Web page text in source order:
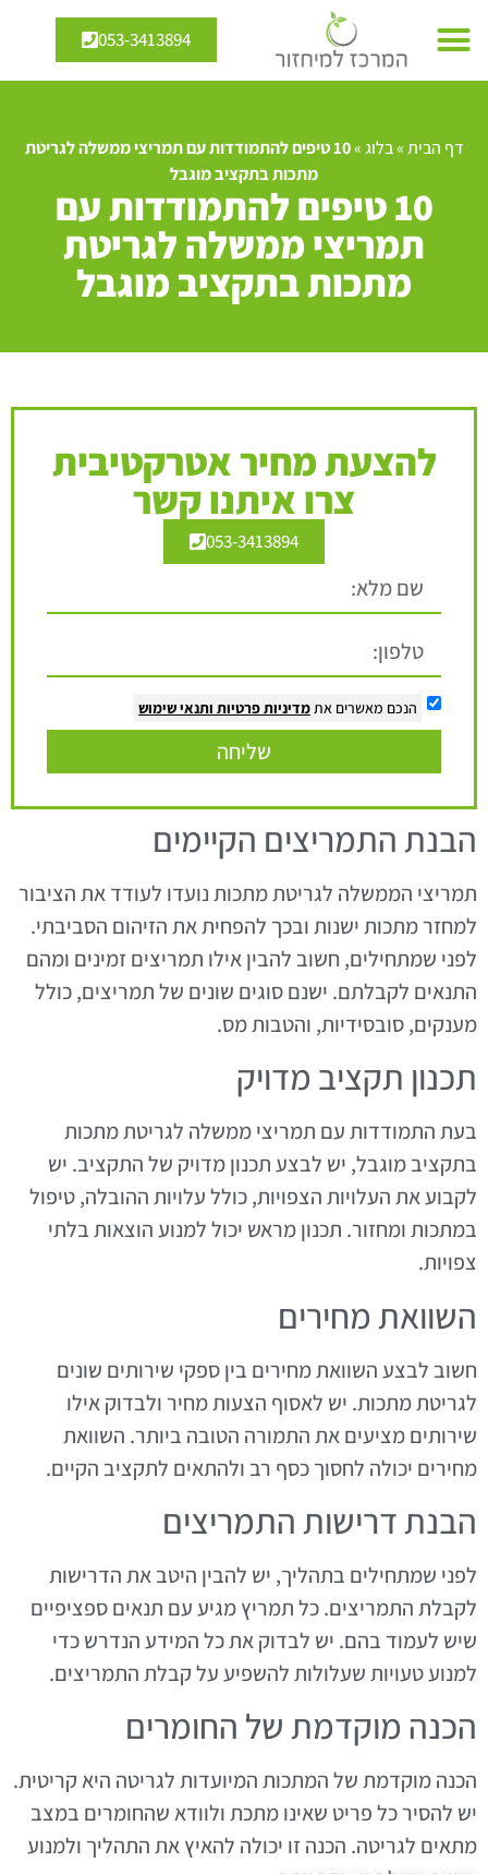
053-3413894
דף הבית»בלוג»
10 טיפים להתמודדות עם תמריצי ממשלה לגריטת
מתכות בתקציב מוגבל
10 טיפים להתמודדות עם
תמריצי ממשלה לגריטת
מתכות בתקציב מוגבל
להצעת מחיר אטרקטיבית
צרו איתנו קשר
053-3413894
הנכם מאשרים את מדיניות פרטיות ותנאי שימוש
שליחה
הבנת התמריצים הקיימים
תמריצי הממשלה לגריטת מתכות נועדו לעודד את הציבור
למחזר מתכות ישנות ובכך להפחית את הזיהום הסביבתי.
לפני שמתחילים, חשוב להבין אילו תמריצים זמינים ומהם
התנאים לקבלתם. ישנם סוגים שונים של תמריצים, כולל
מענקים, סובסידיות, והטבות מס.
תכנון תקציב מדויק
בעת התמודדות עם תמריצי ממשלה לגריטת מתכות
בתקציב מוגבל, יש לבצע תכנון מדויק של התקציב. יש
לקבוע את העלויות הצפויות, כולל עלויות ההובלה, טיפול
במתכות ומחזור. תכנון מראש יכול למנוע הוצאות בלתי
צפויות.
השוואת מחירים
חשוב לבצע השוואת מחירים בין ספקי שירותים שונים
לגריטת מתכות. יש לאסוף הצעות מחיר ולבדוק אילו
שירותים מציעים את התמורה הטובה ביותר. השוואת
מחירים יכולה לחסוך כסף רב ולהתאים לתקציב הקיים.
הבנת דרישות התמריצים
לפני שמתחילים בתהליך, יש להבין היטב את הדרישות
לקבלת התמריצים. כל תמריץ מגיע עם תנאים ספציפיים
שיש לעמוד בהם. יש לבדוק את כל המידע הנדרש כדי
למנוע טעויות שעלולות להשפיע על קבלת התמריצים.
הכנה מוקדמת של החומרים
הכנה מוקדמת של המתכות המיועדות לגריטה היא קריטית.
יש להסיר כל פריט שאינו מתכת ולוודא שהחומרים במצב
מתאים לגריטה. הכנה זו יכולה להאיץ את התהליך ולמנוע